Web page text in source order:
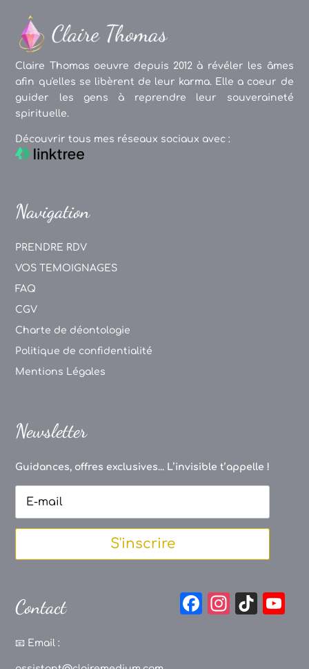
Claire Thomas oeuvre depuis 2012 à révéler les âmes
afin qu'elles se libèrent de leur karma. Elle a coeur de
guider les gens à reprendre leur souveraineté
spirituelle.
Découvrir tous mes réseaux sociaux avec :
Navigation
PRENDRE RDV
VOS TEMOIGNAGES
FAQ
CGV
Charte de déontologie
Politique de confidentialité
Mentions Légales
Newsletter
Guidances, offres exclusives... L’invisible t’appelle !
S'inscrire
Contact
📧 Email :
F
In Ti